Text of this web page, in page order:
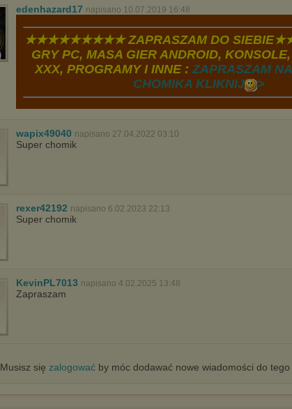
edenhazard17 napisano 10.07.2019 16:48
★★★★★★★★★ ZAPRASZAM DO
GRY PC, MASA GIER ANDROID,
XXX, PROGRAMY I INNE :ZAPRASZAM
CHOMIKA KLIKNIJ
>
wapix49040 napisano 27.04.2022 03:10
Super chomik
rexer42192 napisano 6.02.2023 22:13
Super chomik
KevinPL7013 napisano 4.02.2025 13:48
Zapraszam
Musisz się zalogowaćby móc dodawać nowe wiadomości do tego